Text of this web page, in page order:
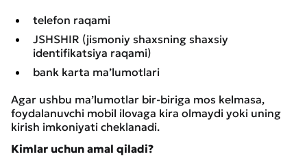
telefon raqami
JSHSHIR (jismoniy shaxsning shaxsiy
identifikatsiya raqami)
bank karta ma’lumotlari
Agar ushbu ma’lumotlar bir-biriga mos kelmasa,
foydalanuvchi mobil ilovaga kira olmaydi yoki uning
kirish imkoniyati cheklanadi.
Kimlar uchun amal qiladi?